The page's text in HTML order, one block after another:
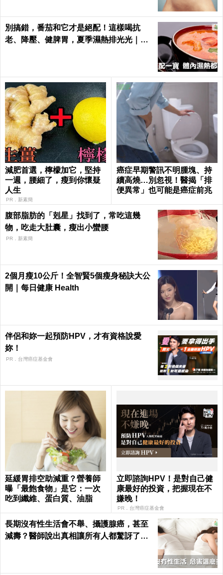
別搞錯，番茄和它才是絕配！這樣喝抗
老、降壓、健脾胃，夏季濕熱排光光｜每
減肥首選，檸檬加它，堅持
一週，腰細了，瘦到你懷疑
人生
PR．新素簡
癌症早期警訊不明腫塊、持
續高燒…別忽視！醫揭「排
便異常」也可能是癌症前兆
腹部脂肪的「剋星」找到了，常吃這幾
物，吃走大肚囊，瘦出小蠻腰
PR．新素簡
2個月瘦10公斤！全智賢5個瘦身秘訣大公
開｜每日健康 Health
伴侶和妳一起預防HPV，才有資格說愛
妳！
PR．台灣癌症基金會
延緩胃排空助減重？營養師
曝「最飽食物」是它：一次
吃到纖維、蛋白質、油脂
立即諮詢HPV！是對自己健
康最好的投資，把握現在不
嫌晚！
PR．台灣癌症基金會
長期沒有性生活會不舉、攝護腺癌，甚至
減壽？醫師說出真相讓所有人都驚訝了！